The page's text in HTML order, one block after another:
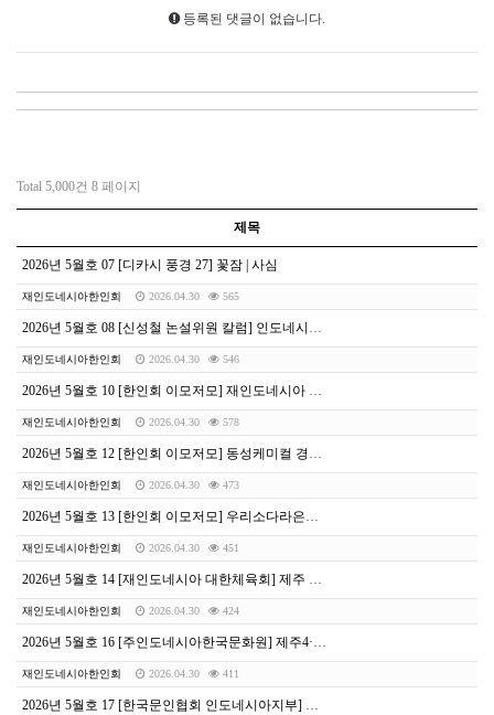
등록된 댓글이 없습니다.
Total 5,000건 8 페이지
제목
2026년 5월호 07 [디카시 풍경 27] 꽃잠 | 사심
재인도네시아한인회 2026.04.30 565
2026년 5월호 08 [신성철 논설위원 칼럼] 인도네시아 석유보조금의 딜레마
재인도네시아한인회 2026.04.30 546
2026년 5월호 10 [한인회 이모저모] 재인도네시아 한인회-K-LAB, 보건 복지 향상을 위한 전략적 파트너십 구축
재인도네시아한인회 2026.04.30 578
2026년 5월호 12 [한인회 이모저모] 동성케미컬 경영진, 재인니 한인회 재방문, “교민 사회와 지속적인 상생 모색”
재인도네시아한인회 2026.04.30 473
2026년 5월호 13 [한인회 이모저모] 우리소다라은행 한창식 신임 행장 취임 첫날 한인회 방문, “교민 금융 동반자 역할 강화”
재인도네시아한인회 2026.04.30 451
2026년 5월호 14 [재인도네시아 대한체육회] 제주 전국체전 볼링 선수선발전JEJU 2026
재인도네시아한인회 2026.04.30 424
2026년 5월호 16 [주인도네시아한국문화원] 제주4·3과 해녀, 자카르타서 세계와 만난다
재인도네시아한인회 2026.04.30 411
2026년 5월호 17 [한국문인협회 인도네시아지부] 제8회 적도문학상 공모전